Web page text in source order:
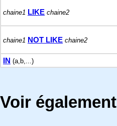
chaine1 LIKE chaine2
chaine1 NOT LIKE chaine2
IN (a,b,...)
Voir également